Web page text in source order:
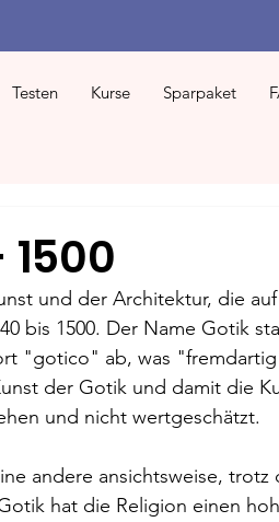
Testen Kurse Sparpaket
1500
und der Architektur, die
bis 1500. Der Name Gotik
"gotico" ab, was
der Gotik und damit die
und nicht wertgeschätzt.
andere ansichtsweise, trotz
hat die Religion einen